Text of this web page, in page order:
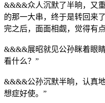
&&&&众人沉默了半晌，又
的那一大串，终于是转回来
完之后，面面相觑，觉得有点
&&&&展昭就见公孙眯着眼
看什么？”
&&&&公孙沉默半晌，认真
想症好使。”